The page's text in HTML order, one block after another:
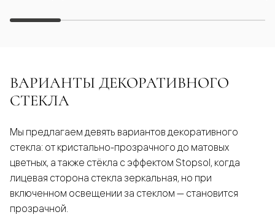
ВАРИАНТЫ ДЕКОРАТИВНОГО
СТЕКЛА
Мы предлагаем девять вариантов декоративного
стекла: от кристально-прозрачного до матовых
цветных, а также стёкла с эффектом Stopsol, когда
лицевая сторона стекла зеркальная, но при
включенном освещении за стеклом — становится
прозрачной.